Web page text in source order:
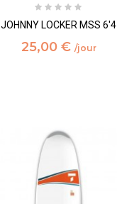
JOHNNY LOCKER MSS 6'4
25,00 € /jour